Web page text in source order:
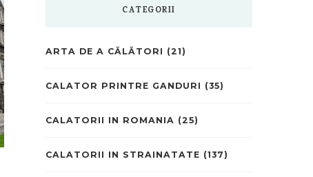
CATEGORII
ARTA DE A CĂLĂTORI (21)
CALATOR PRINTRE GANDURI (35)
CALATORII IN ROMANIA (25)
CALATORII IN STRAINATATE (137)